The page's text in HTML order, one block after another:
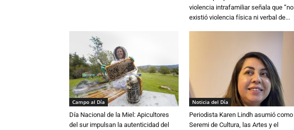
violencia intrafamiliar señala que “no
existió violencia física ni verbal de...
Campo al Día
Día Nacional de la Miel: Apicultores
del sur impulsan la autenticidad del
Noticia del Día
Periodista Karen Lindh asumió como
Seremi de Cultura, las Artes y el